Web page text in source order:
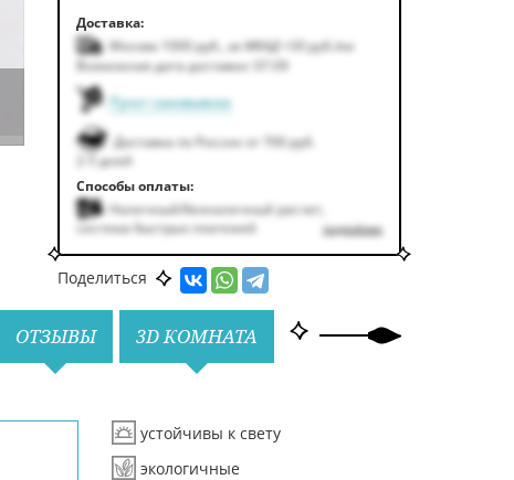
Доставка:
Москва 1000руб. за МКАД +50руб. /км
Возможная дата доставки: 07.09
Пункт самовывоза
Доставка по России от 700 руб.
2-5 дней
Способы оплаты:
Наличный/безналичный расчет,
система быстрых платежей
подробнее
Поделиться
ОТЗЫВЫ 3D КОМНАТА
устойчивы к свету
экологичные